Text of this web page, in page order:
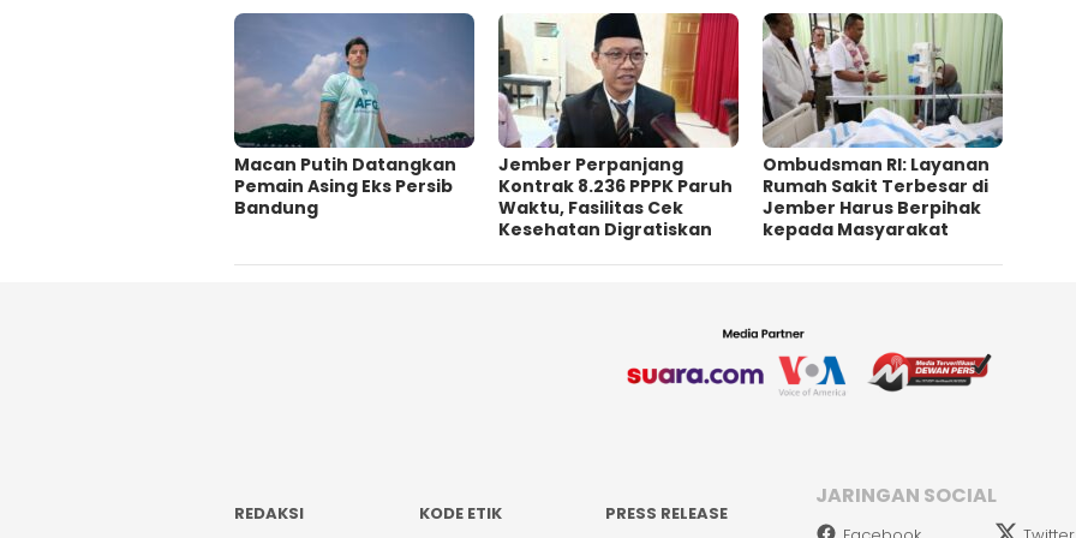
Macan Putih Datangkan
Pemain Asing Eks Persib
Bandung
Jember Perpanjang
Kontrak 8.236 PPPK Paruh
Waktu, Fasilitas Cek
Kesehatan Digratiskan
Ombudsman RI: Layanan
Rumah Sakit Terbesar di
Jember Harus Berpihak
kepada Masyarakat
REDAKSI KODE ETIK
PRESS RELEASE
JARINGAN SOCIAL